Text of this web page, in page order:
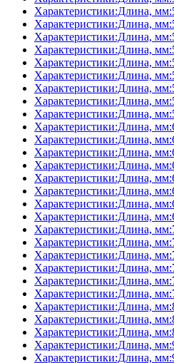
Характеристики:Длина,
Характеристики:Длина,
Характеристики:Длина,
Характеристики:Длина,
Характеристики:Длина,
Характеристики:Длина,
Характеристики:Длина,
Характеристики:Длина,
Характеристики:Длина,
Характеристики:Длина,
Характеристики:Длина,
Характеристики:Длина,
Характеристики:Длина,
Характеристики:Длина,
Характеристики:Длина,
Характеристики:Длина,
Характеристики:Длина,
Характеристики:Длина,
Характеристики:Длина,
Характеристики:Длина,
Характеристики:Длина,
Характеристики:Длина,
Характеристики:Длина,
Характеристики:Длина,
Характеристики:Длина,
Характеристики:Длина,
Характеристики:Длина,
Характеристики:Длина,